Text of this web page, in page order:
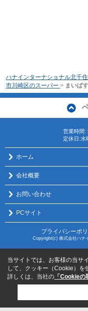
ハナインターナショナル北千
市川崎区のスーパー > まいば
営業時間
定休日:水
ホーム
会社概要
お問い合わせ
PCサイト
プライバシーポ
Copyright(c) 株式会社ハナ
当サイトでは、お客様の当サ
して、クッキー（Cookie）を
詳しくは、当社の 「Cookieの